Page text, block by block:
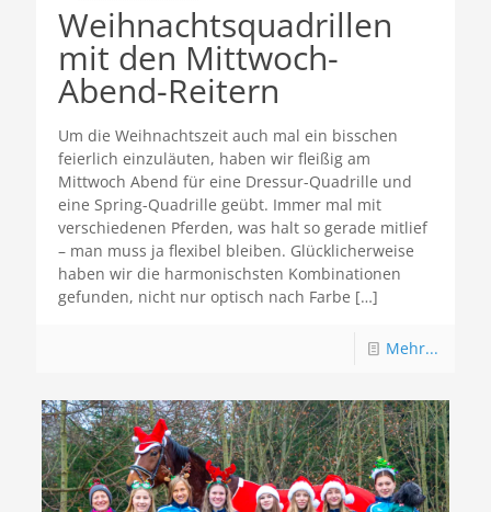
Weihnachtsquadrillen
mit den Mittwoch-
Abend-Reitern
Um die Weihnachtszeit auch mal ein bisschen
feierlich einzuläuten, haben wir fleißig am
Mittwoch Abend für eine Dressur-Quadrille und
eine Spring-Quadrille geübt. Immer mal mit
verschiedenen Pferden, was halt so gerade mitlief
– man muss ja flexibel bleiben. Glücklicherweise
haben wir die harmonischsten Kombinationen
gefunden, nicht nur optisch nach Farbe […]
Mehr...